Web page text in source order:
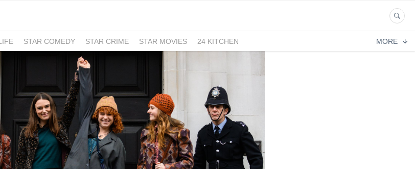
STAR COMEDY STAR CRIME STAR MOVIES
24 KITCHEN
MORE